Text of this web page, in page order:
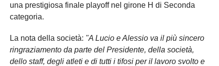
una prestigiosa finale playoff nel girone H di Seconda
categoria.
La nota della società: "A Lucio e Alessio va il più sincero
ringraziamento da parte del Presidente, della società,
dello staff, degli atleti e di tutti i tifosi per il lavoro svolto e